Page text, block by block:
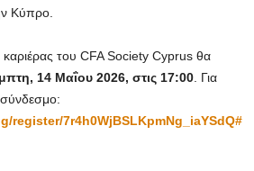
Κύπρο.
του CFA Society Cyprus θα
14 Μαΐου 2026, στις 17:00. Για
register/7r4h0WjBSLKpmNg_iaYSdQ#